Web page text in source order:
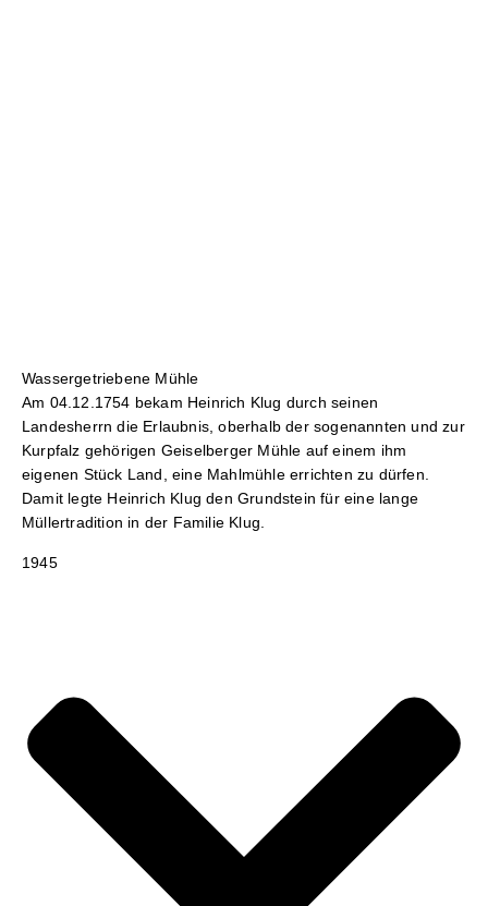
Wassergetriebene Mühle
Am 04.12.1754 bekam Heinrich Klug durch seinen
Landesherrn die Erlaubnis, oberhalb der sogenannten und zur
Kurpfalz gehörigen Geiselberger Mühle auf einem ihm
eigenen Stück Land, eine Mahlmühle errichten zu dürfen.
Damit legte Heinrich Klug den Grundstein für eine lange
Müllertradition in der Familie Klug.
1945